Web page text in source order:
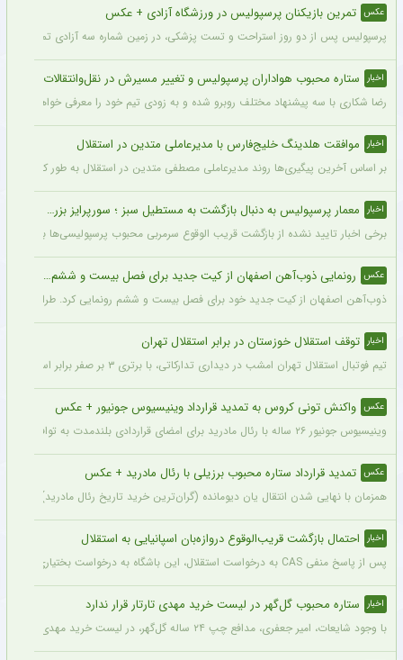
عکس تمرین بازیکنان پرسپولیس در ورزشگاه آزادی + عکس
پرسپولیس پس از دو روز استراحت و تست پزشکی، در زمین شماره سه آزادی تمرین کرد.
اخبار ستاره محبوب هواداران پرسپولیس و تغییر مسیرش در نقل‌وانتقالات
رضا شکاری با سه پیشنهاد مختلف روبرو شده و به زودی تیم خود را معرفی خواهد کرد.
اخبار موافقت هلدینگ خلیج‌فارس با مدیرعاملی متدین در استقلال
بر اساس آخرین پیگیری‌ها روند مدیرعاملی مصطفی متدین در استقلال به طور کامل
اخبار معمار پرسپولیس به دنبال بازگشت به مستطیل سبز ؛ سورپرایز بزرگ در راه است ؟ + جزئیات
برخی اخبار تایید نشده از بازگشت قریب الوقوع سرمربی محبوب پرسپولیسی‌ها به دنیای
عکس رونمایی ذوب‌آهن اصفهان از کیت جدید برای فصل بیست و ششم + عکس
ذوب‌آهن اصفهان از کیت جدید خود برای فصل بیست و ششم رونمایی کرد. طراحی
اخبار توقف استقلال خوزستان در برابر استقلال تهران
تیم فوتبال استقلال تهران امشب در دیداری تدارکاتی، با برتری ۳ بر صفر برابر استقلال خوزستان، با دبل سعید سحرخیزان و گل یاسر آسانی پیروز شد.
عکس واکنش تونی کروس به تمدید قرارداد وینیسیوس جونیور + عکس
وینیسیوس جونیور ۲۶ ساله با رئال مادرید برای امضای قراردادی بلندمدت به توافق رسید که او را تا سال ۲۰۳۲ در سانتیاگو برنابئو نگه خواهد داشت و به شایعات درباره احتمال جدایی‌اش از این باشگاه پایان می‌دهد.
عکس تمدید قرارداد ستاره محبوب برزیلی با رئال مادرید + عکس
همزمان با نهایی شدن انتقال یان دیومانده (گران‌ترین خرید تاریخ رئال مادرید)، تمدید قرارداد
اخبار احتمال بازگشت قریب‌الوقوع دروازه‌بان اسپانیایی به استقلال
پس از پاسخ منفی CAS به درخواست استقلال، این باشگاه به درخواست بختیاری‌زاده قصد دارد قرارداد آنتونیو آدان، دروازه‌بان اسپانیایی فصل گذشته، را تمدید کند.
اخبار ستاره محبوب گل‌گهر در لیست خرید مهدی تارتار قرار ندارد
با وجود شایعات، امیر جعفری، مدافع چپ ۲۴ ساله گل‌گهر، در لیست خرید مهدی تارتار قرار ندارد.